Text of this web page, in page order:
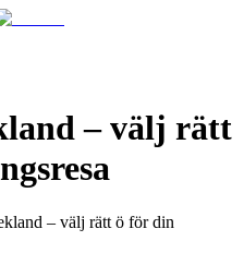
– välj rätt
– välj rätt ö för din